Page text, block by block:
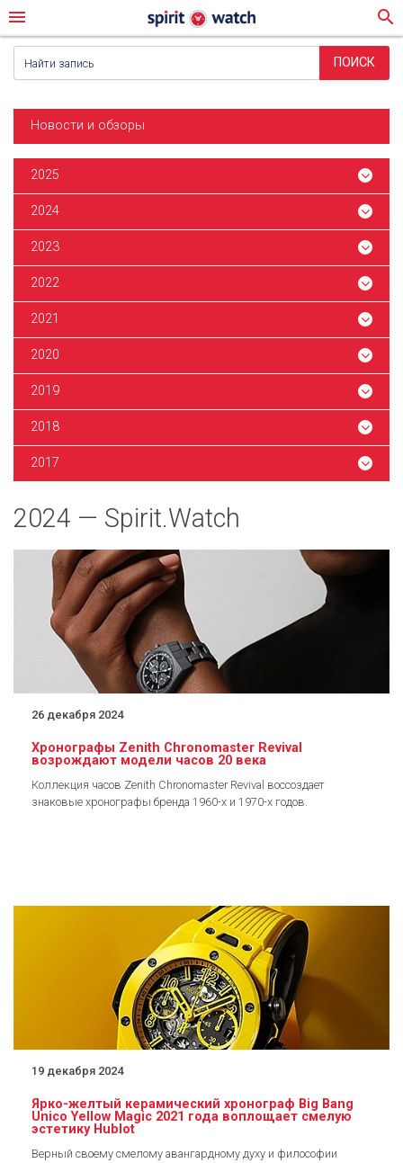
menu search
Новости и обзоры
2025
2024
2023
2022
2021
2020
2019
2018
2017
2024 — Spirit.Watch
26 декабря 2024
Хронографы Zenith Chronomaster Revival
возрождают модели часов 20 века
Коллекция часов Zenith Chronomaster Revival воссоздает
знаковые хронографы бренда 1960-х и 1970-х годов.
19 декабря 2024
Ярко-желтый керамический хронограф Big Bang
Unico Yellow Magic 2021 года воплощает смелую
эстетику Hublot
Верный своему смелому авангардному духу и философии